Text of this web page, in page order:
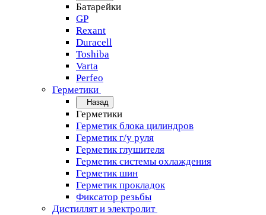
Батарейки
GP
Rexant
Duracell
Toshiba
Varta
Perfeo
Герметики
Назад
Герметики
Герметик блока цилиндров
Герметик г/у руля
Герметик глушителя
Герметик системы охлаждения
Герметик шин
Герметик прокладок
Фиксатор резьбы
Дистиллят и электролит